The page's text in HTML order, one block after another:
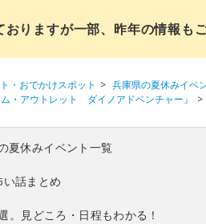
りますが一部、昨年の情報も
・おでかけスポット 兵庫県の夏休みイベ
・アウトレット ダイノアドベンチャー』
夏休みイベント一覧
い話まとめ
。見どころ・日程もわかる！